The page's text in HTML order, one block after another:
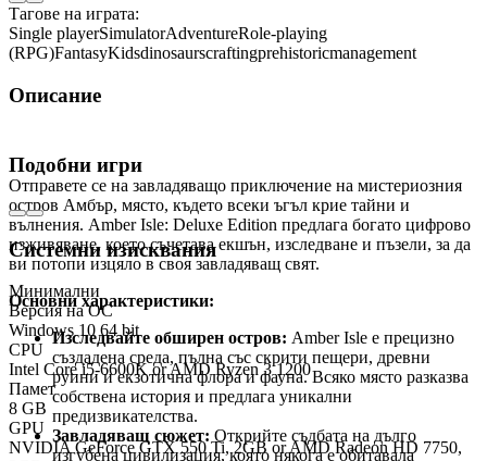
Тагове на играта:
Single playerSimulatorAdventureRole-playing
(RPG)FantasyKidsdinosaurscraftingprehistoricmanagement
Описание
Отправете се на завладяващо приключение на мистериозния
остров Амбър, място, където всеки ъгъл крие тайни и
вълнения. Amber Isle: Deluxe Edition предлага богато цифрово
изживяване, което съчетава екшън, изследване и пъзели, за да
ви потопи изцяло в своя завладяващ свят.
Основни характеристики:
Изследвайте обширен остров: Amber Isle е прецизно
създадена среда, пълна със скрити пещери, древни
руини и екзотична флора и фауна. Всяко място разказва
собствена история и предлага уникални
предизвикателства.
Завладяващ сюжет: Открийте съдбата на дълго
изгубена цивилизация, която някога е обитавала
Подобни игри
Системни изисквания
Минимални
Версия на ОС
Windows 10 64 bit
CPU
Intel Core i5-6600K or AMD Ryzen 3 1200
Памет
8 GB
GPU
NVIDIA GeForce GTX 550 Ti, 2GB or AMD Radeon HD 7750,